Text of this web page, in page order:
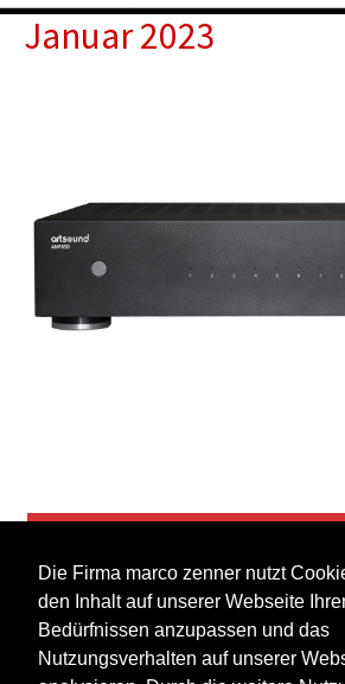
Die Firma marco zenner nutzt
den Inhalt auf unserer Webseite
Bedürfnissen anzupassen und das
Nutzungsverhalten auf unserer
Januar 2023
Interessiert an unserem